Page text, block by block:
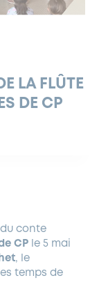
LA FLÛTE
DE CP
conte
CP le 5 mai
, le
temps de